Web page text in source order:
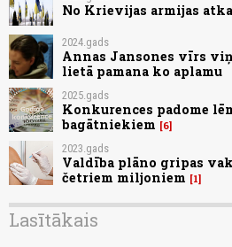
No Krievijas armijas
2024.gads
Annas Jansones vīrs
lietā pamana ko aplamu
2025.gads
Konkurences padome
bagātniekiem
6
2023.gads
Valdība plāno gripas
četriem miljoniem
1
Lasītākais